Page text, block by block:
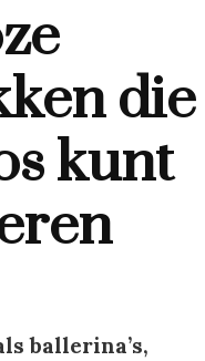
die
kunt
ballerina’s,